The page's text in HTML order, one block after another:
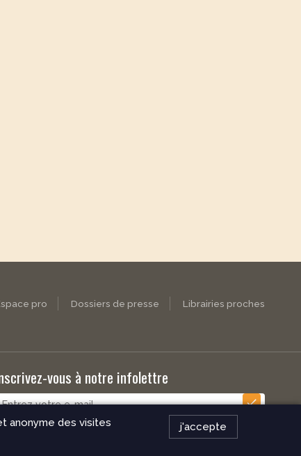
pro Dossiers de presse Librairies proches
vous à notre infolettre
check
anonyme des visites
j'accepte